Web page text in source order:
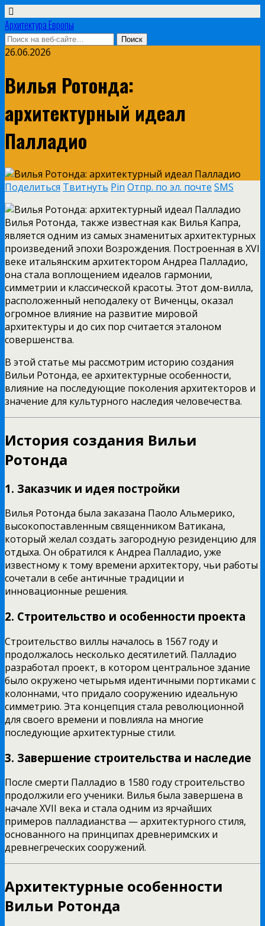
Архитектура Европы
26.06.2026
Вилья Ротонда:
архитектурный идеал
Палладио
Поделиться Твитнуть Pin Отпр. по эл. почте SMS
Вилья Ротонда, также известная как Вилья Капра,
является одним из самых знаменитых архитектурных
произведений эпохи Возрождения. Построенная в XVI
веке итальянским архитектором Андреа Палладио,
она стала воплощением идеалов гармонии,
симметрии и классической красоты. Этот дом-вилла,
расположенный неподалеку от Виченцы, оказал
огромное влияние на развитие мировой
архитектуры и до сих пор считается эталоном
совершенства.
В этой статье мы рассмотрим историю создания
Вильи Ротонда, ее архитектурные особенности,
влияние на последующие поколения архитекторов и
значение для культурного наследия человечества.
История создания Вильи
Ротонда
1. Заказчик и идея постройки
Вилья Ротонда была заказана Паоло Альмерико,
высокопоставленным священником Ватикана,
который желал создать загородную резиденцию для
отдыха. Он обратился к Андреа Палладио, уже
известному к тому времени архитектору, чьи работы
сочетали в себе античные традиции и
инновационные решения.
2. Строительство и особенности проекта
Строительство виллы началось в 1567 году и
продолжалось несколько десятилетий. Палладио
разработал проект, в котором центральное здание
было окружено четырьмя идентичными портиками с
колоннами, что придало сооружению идеальную
симметрию. Эта концепция стала революционной
для своего времени и повлияла на многие
последующие архитектурные стили.
3. Завершение строительства и наследие
После смерти Палладио в 1580 году строительство
продолжили его ученики. Вилья была завершена в
начале XVII века и стала одним из ярчайших
примеров палладианства — архитектурного стиля,
основанного на принципах древнеримских и
древнегреческих сооружений.
Архитектурные особенности
Вильи Ротонда